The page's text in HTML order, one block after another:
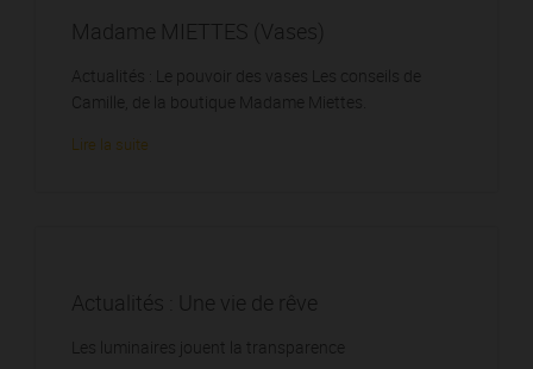
Madame MIETTES (Vases)
Actualités : Le pouvoir des vases Les conseils de
Camille, de la boutique Madame Miettes.
Lire la suite
Actualités : Une vie de rêve
Les luminaires jouent la transparence